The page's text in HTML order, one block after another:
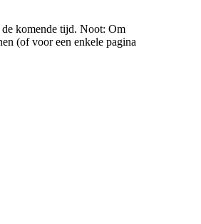
komende tijd. Noot: Om
(of voor een enkele pagina